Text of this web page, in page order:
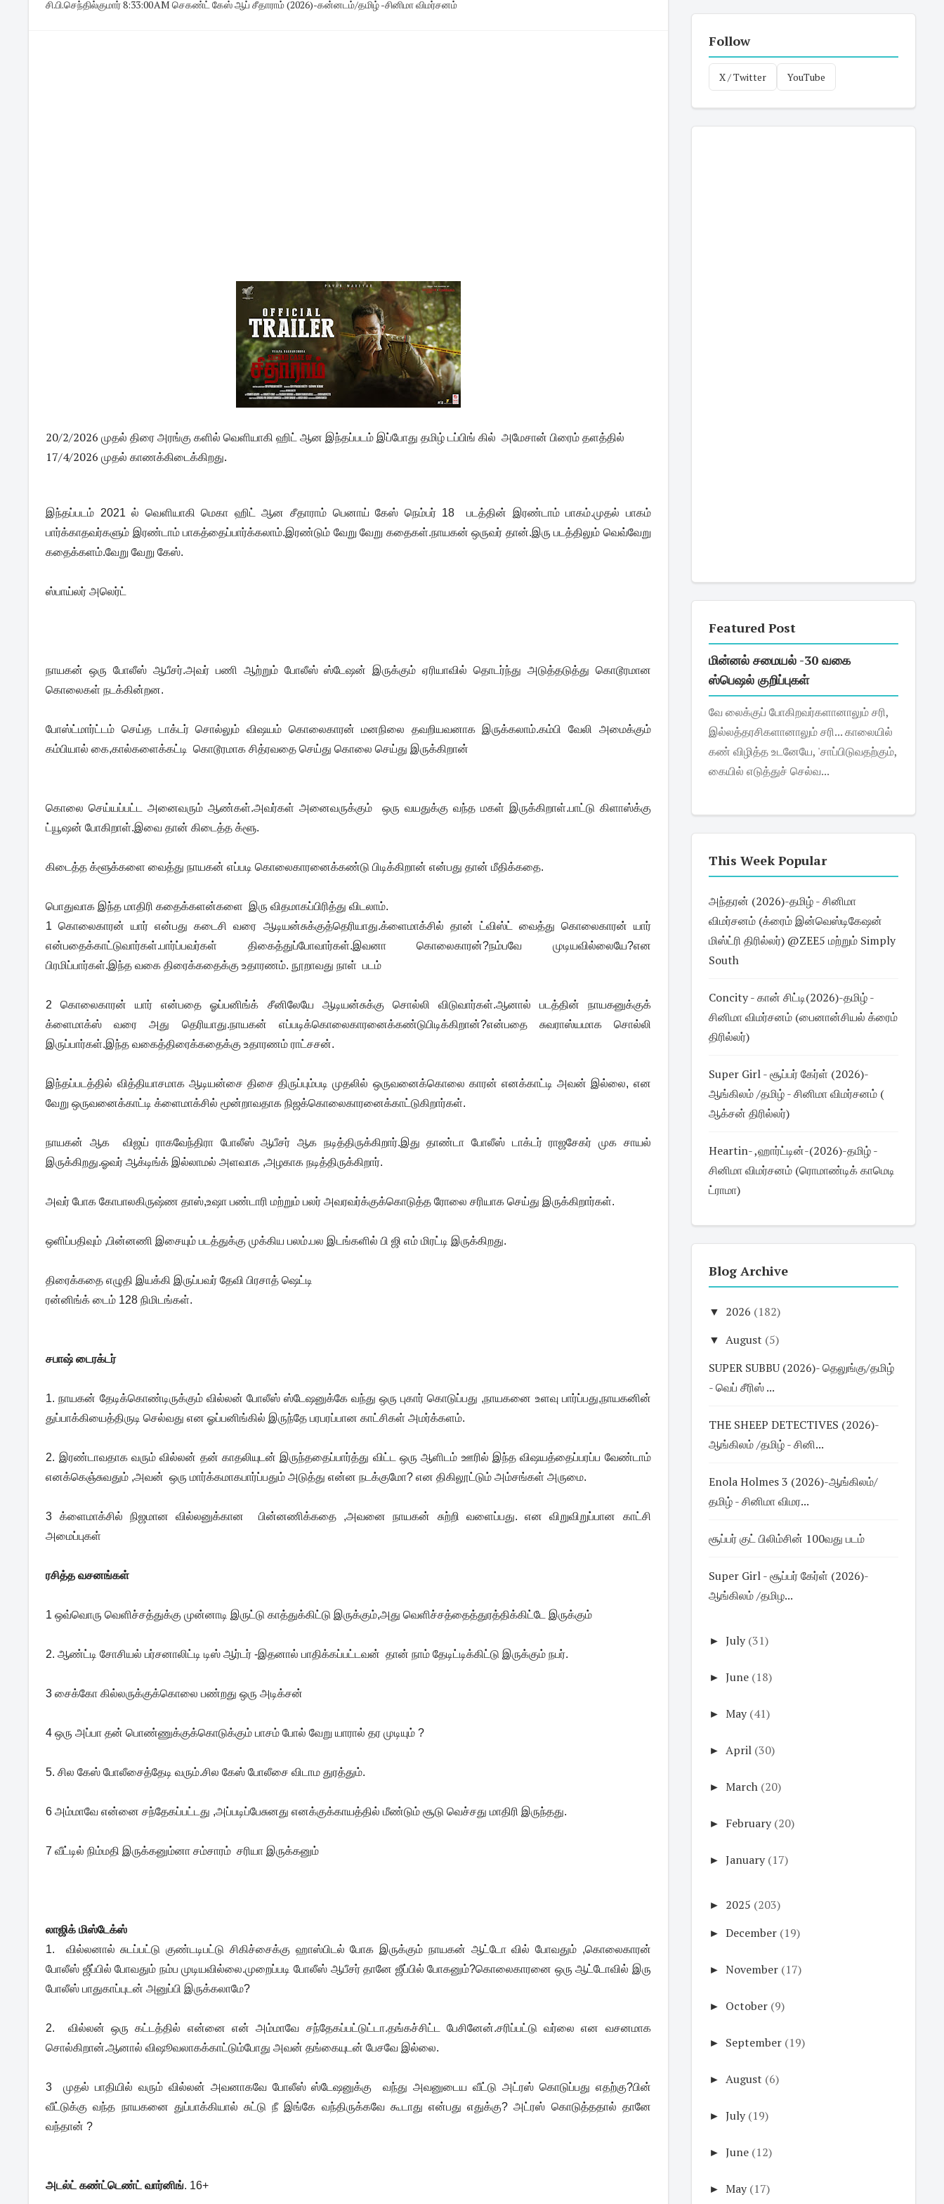
சி.பி.செந்தில்குமார்·8:33:00 AM ·செகண்ட் கேஸ் ஆப் சீதாராம் (2026)-கன்னடம்/தமிழ் -சினிமா விமர்சனம்
20/2/2026 முதல் திரை அரங்கு களில் வெளியாகி ஹிட் ஆன இந்தப்படம் இப்போது தமிழ் டப்பிங் கில் அமேசான் பிரைம் தளத்தில்
17/4/2026 முதல் காணக்கிடைக்கிறது.
இந்தப்படம் 2021 ல் வெளியாகி மெகா ஹிட் ஆன சீதாராம் பெனாய் கேஸ் நெம்பர் 18 படத்தின் இரண்டாம் பாகம்.முதல் பாகம்
பார்க்காதவர்களும் இரண்டாம் பாகத்தைப்பார்க்கலாம்.இரண்டும் வேறு வேறு கதைகள்.நாயகன் ஒருவர் தான்.இரு படத்திலும் வெவ்வேறு
கதைக்களம்.வேறு வேறு கேஸ்.
ஸ்பாய்லர் அலெர்ட்
நாயகன் ஒரு போலீஸ் ஆபீசர்.அவர் பணி ஆற்றும் போலீஸ் ஸ்டேஷன் இருக்கும் ஏரியாவில் தொடர்ந்து அடுத்தடுத்து கொடூரமான
கொலைகள் நடக்கின்றன.
போஸ்ட்மார்ட்டம் செய்த டாக்டர் சொல்லும் விஷயம் கொலைகாரன் மனநிலை தவறியவனாக இருக்கலாம்.கம்பி வேலி அமைக்கும்
கம்பியால் கை,கால்களைக்கட்டி கொடூரமாக சித்ரவதை செய்து கொலை செய்து இருக்கிறான்
கொலை செய்யப்பட்ட அனைவரும் ஆண்கள்.அவர்கள் அனைவருக்கும் ஒரு வயதுக்கு வந்த மகள் இருக்கிறாள்.பாட்டு கிளாஸ்க்கு
ட்யூஷன் போகிறாள்.இவை தான் கிடைத்த க்ளூ.
கிடைத்த க்ளூக்களை வைத்து நாயகன் எப்படி கொலைகாரனைக்கண்டு பிடிக்கிறான் என்பது தான் மீதிக்கதை.
பொதுவாக இந்த மாதிரி கதைக்களன்களை இரு விதமாகப்பிரித்து விடலாம்.
1 கொலைகாரன் யார் என்பது கடைசி வரை ஆடியன்சுக்குத்தெரியாது.க்ளைமாக்சில் தான் ட்விஸ்ட் வைத்து கொலைகாரன் யார்
என்பதைக்காட்டுவார்கள்.பார்ப்பவர்கள் திகைத்துப்போவார்கள்.இவனா கொலைகாரன்?நம்பவே முடியவில்லையே?என
பிரமிப்பார்கள்.இந்த வகை திரைக்கதைக்கு உதாரணம். நூறாவது நாள் படம்
2 கொலைகாரன் யார் என்பதை ஓப்பனிங்க் சீனிலேயே ஆடியன்சுக்கு சொல்லி விடுவார்கள்.ஆனால் படத்தின் நாயகனுக்குக்
க்ளைமாக்ஸ் வரை அது தெரியாது.நாயகன் எப்படிக்கொலைகாரனைக்கண்டுபிடிக்கிறான்?என்பதை சுவராஸ்யமாக சொல்லி
இருப்பார்கள்.இந்த வகைத்திரைக்கதைக்கு உதாரணம் ராட்சசன்.
இந்தப்படத்தில் வித்தியாசமாக ஆடியன்சை திசை திருப்பும்படி முதலில் ஒருவனைக்கொலை காரன் எனக்காட்டி அவன் இல்லை, என
வேறு ஒருவனைக்காட்டி க்ளைமாக்சில் மூன்றாவதாக நிஜக்கொலைகாரனைக்காட்டுகிறார்கள்.
நாயகன் ஆக விஜய் ராகவேந்திரா போலீஸ் ஆபீசர் ஆக நடித்திருக்கிறார்.இது தாண்டா போலீஸ் டாக்டர் ராஜசேகர் முக சாயல்
இருக்கிறது.ஓவர் ஆக்டிங்க் இல்லாமல் அளவாக ,அழகாக நடித்திருக்கிறார்.
அவர் போக கோபாலகிருஷ்ண தாஸ்,உஷா பண்டாரி மற்றும் பலர் அவரவர்க்குக்கொடுத்த ரோலை சரியாக செய்து இருக்கிறார்கள்.
ஒளிப்பதிவும் ,பின்னணி இசையும் படத்துக்கு முக்கிய பலம்.பல இடங்களில் பி ஜி எம் மிரட்டி இருக்கிறது.
திரைக்கதை எழுதி இயக்கி இருப்பவர் தேவி பிரசாத் ஷெட்டி
ரன்னிங்க் டைம் 128 நிமிடங்கள்.
சபாஷ் டைரக்டர்
1. நாயகன் தேடிக்கொண்டிருக்கும் வில்லன் போலீஸ் ஸ்டேஷனுக்கே வந்து ஒரு புகார் கொடுப்பது ,நாயகனை உளவு பார்ப்பது,நாயகனின்
துப்பாக்கியைத்திருடி செல்வது என ஓப்பனிங்கில் இருந்தே பரபரப்பான காட்சிகள் அமர்க்களம்.
2. இரண்டாவதாக வரும் வில்லன் தன் காதலியுடன் இருந்ததைப்பார்த்து விட்ட ஒரு ஆளிடம் ஊரில் இந்த விஷயத்தைப்பரப்ப வேண்டாம்
எனக்கெஞ்சுவதும் ,அவன் ஒரு மார்க்கமாகபார்ப்பதும் அடுத்து என்ன நடக்குமோ? என திகிலூட்டும் அம்சங்கள் அருமை.
3 க்ளைமாக்சில் நிஜமான வில்லனுக்கான பின்னணிக்கதை ,அவனை நாயகன் சுற்றி வளைப்பது. என விறுவிறுப்பான காட்சி
அமைப்புகள்
ரசித்த வசனங்கள்
1 ஒவ்வொரு வெளிச்சத்துக்கு முன்னாடி இருட்டு காத்துக்கிட்டு இருக்கும்,அது வெளிச்சத்தைத்துரத்திக்கிட்டே இருக்கும்
2. ஆண்ட்டி சோசியல் பர்சனாலிட்டி டிஸ் ஆர்டர் -இதனால் பாதிக்கப்பட்டவன் தான் நாம் தேடிட்டிக்கிட்டு இருக்கும் நபர்.
3 சைக்கோ கில்லருக்குக்கொலை பண்றது ஒரு அடிக்சன்
4 ஒரு அப்பா தன் பொண்ணுக்குக்கொடுக்கும் பாசம் போல் வேறு யாரால் தர முடியும் ?
5. சில கேஸ் போலீசைத்தேடி வரும்.சில கேஸ் போலீசை விடாம துரத்தும்.
6 அம்மாவே என்னை சந்தேகப்பட்டது ,அப்படிப்பேசுனது எனக்குக்காயத்தில் மீண்டும் சூடு வெச்சது மாதிரி இருந்தது.
7 வீட்டில் நிம்மதி இருக்கனும்னா சம்சாரம் சரியா இருக்கனும்
லாஜிக் மிஸ்டேக்ஸ்
1. வில்லனால் சுடப்பட்டு குண்டடிபட்டு சிகிச்சைக்கு ஹாஸ்பிடல் போக இருக்கும் நாயகன் ஆட்டோ வில் போவதும் ,கொலைகாரன்
போலீஸ் ஜீப்பில் போவதும் நம்ப முடியவில்லை.முறைப்படி போலீஸ் ஆபீசர் தானே ஜீப்பில் போகனும்?கொலைகாரனை ஒரு ஆட்டோவில் இரு
போலீஸ் பாதுகாப்புடன் அனுப்பி இருக்கலாமே?
2. வில்லன் ஒரு கட்டத்தில் என்னை என் அம்மாவே சந்தேகப்பட்டுட்டா.தங்கச்சிட்ட பேசினேன்.சரிப்பட்டு வர்லை என வசனமாக
சொல்கிறான்.ஆனால் விஷூவலாகக்காட்டும்போது அவன் தங்கையுடன் பேசவே இல்லை.
3 முதல் பாதியில் வரும் வில்லன் அவனாகவே போலீஸ் ஸ்டேஷனுக்கு வந்து அவனுடைய வீட்டு அட்ரஸ் கொடுப்பது எதற்கு?பின்
வீட்டுக்கு வந்த நாயகனை துப்பாக்கியால் சுட்டு நீ இங்கே வந்திருக்கவே கூடாது என்பது எதுக்கு? அட்ரஸ் கொடுத்ததால் தானே
வந்தான் ?
அடல்ட் கண்ட்டெண்ட் வார்னிங். 16+
Follow
X / Twitter YouTube
Featured Post
மின்னல் சமையல் -30 வகை
ஸ்பெஷல் குறிப்புகள்
வே லைக்குப் போகிறவர்களானாலும் சரி,
இல்லத்தரசிகளானாலும் சரி... காலையில்
கண் விழித்த உடனேயே, 'சாப்பிடுவதற்கும்,
கையில் எடுத்துச் செல்வ...
This Week Popular
அந்தரன் (2026)-தமிழ் - சினிமா
விமர்சனம் (க்ரைம் இன்வெஸ்டிகேஷன்
மிஸ்ட்ரி திரில்லர்) @ZEE5 மற்றும் Simply
South
Concity - கான் சிட்டி(2026)-தமிழ் -
சினிமா விமர்சனம் (பைனான்சியல் க்ரைம்
திரில்லர்)
Super Girl - சூப்பர் கேர்ள் (2026)-
ஆங்கிலம் /தமிழ் - சினிமா விமர்சனம் (
ஆக்சன் திரில்லர்)
Heartin- ,ஹார்ட்டின்-(2026)-தமிழ் -
சினிமா விமர்சனம் (ரொமாண்டிக் காமெடி
ட்ராமா)
Blog Archive
▼ 2026 (182)
▼ August (5)
SUPER SUBBU (2026)- தெலுங்கு/தமிழ்
- வெப் சீரிஸ் ...
THE SHEEP DETECTIVES (2026)-
ஆங்கிலம் /தமிழ் - சினி...
Enola Holmes 3 (2026)-ஆங்கிலம்/
தமிழ் - சினிமா விமர...
சூப்பர் குட் பிலிம்சின் 100வது படம்
Super Girl - சூப்பர் கேர்ள் (2026)-
ஆங்கிலம் /தமிழ...
► July (31)
► June (18)
► May (41)
► April (30)
► March (20)
► February (20)
► January (17)
► 2025 (203)
► December (19)
► November (17)
► October (9)
► September (19)
► August (6)
► July (19)
► June (12)
► May (17)